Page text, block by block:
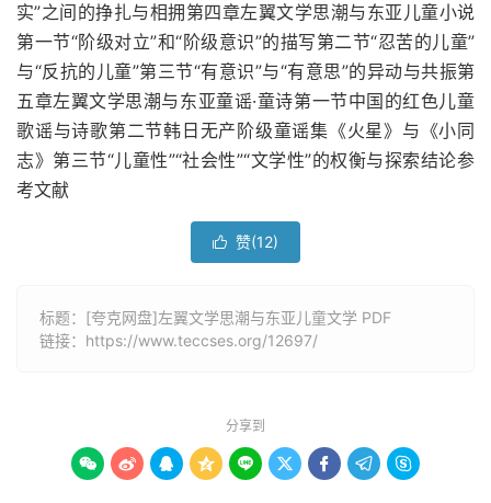
实”之间的挣扎与相拥第四章左翼文学思潮与东亚儿童小说
第一节“阶级对立”和“阶级意识”的描写第二节“忍苦的儿童”
与“反抗的儿童”第三节“有意识”与“有意思”的异动与共振第
五章左翼文学思潮与东亚童谣·童诗第一节中国的红色儿童
歌谣与诗歌第二节韩日无产阶级童谣集《火星》与《小同
志》第三节“儿童性”“社会性”“文学性”的权衡与探索结论参
考文献
 赞(12)
标题：[夸克网盘]左翼文学思潮与东亚儿童文学 PDF
链接： https://www.teccses.org/12697/
分享到
        